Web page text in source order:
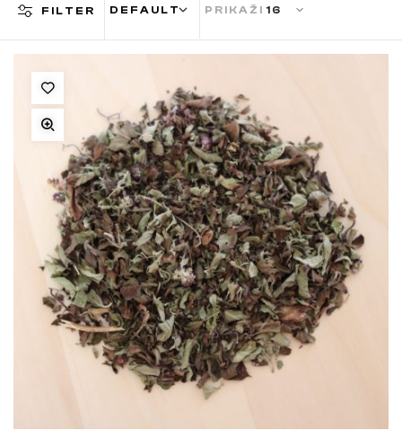
FILTER PRIKAŽI